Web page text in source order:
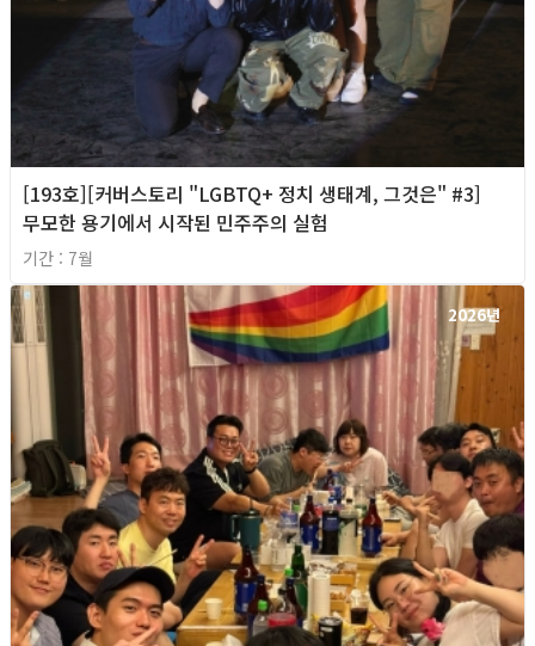
[193호][커버스토리 "LGBTQ+ 정치 생태계, 그것은" #3]
무모한 용기에서 시작된 민주주의 실험
기간 : 7월
2026년